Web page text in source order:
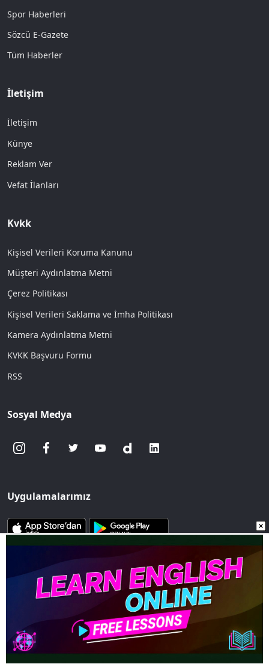
Spor Haberleri
Sözcü E-Gazete
Tüm Haberler
İletişim
İletişim
Künye
Reklam Ver
Vefat İlanları
Kvkk
Kişisel Verileri Koruma Kanunu
Müşteri Aydınlatma Metni
Çerez Politikası
Kişisel Verileri Saklama ve İmha Politikası
Kamera Aydınlatma Metni
KVKK Başvuru Formu
RSS
Sosyal Medya
Uygulamalarımız
www.sozcu.com.tr internet sitesinde yayınlanan yazı, haber ve
fotoğrafların her türlü telif hakkı Mega Ajans ve Rek. Tic. A.Ş'ye
aittir. İzin alınmadan, kaynak gösterilerek dahi
Copyright © 2023 - Tüm hakları saklıdır. Mega Ajans ve Rek.
Tic. A.Ş.